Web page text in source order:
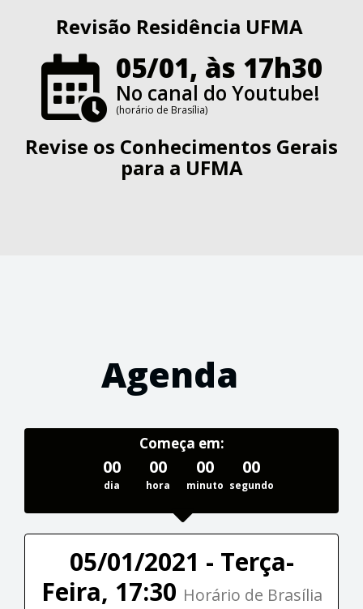
Revisão Residência UFMA
05/01, às 17h30
No canal do Youtube!
(horário de Brasília)
Revise os Conhecimentos Gerais
para a UFMA
Agenda
Começa em:
00
dia
00
hora
00
minuto
00
segundo
05/01/2021 - Terça-
Feira, 17:30 Horário de Brasília